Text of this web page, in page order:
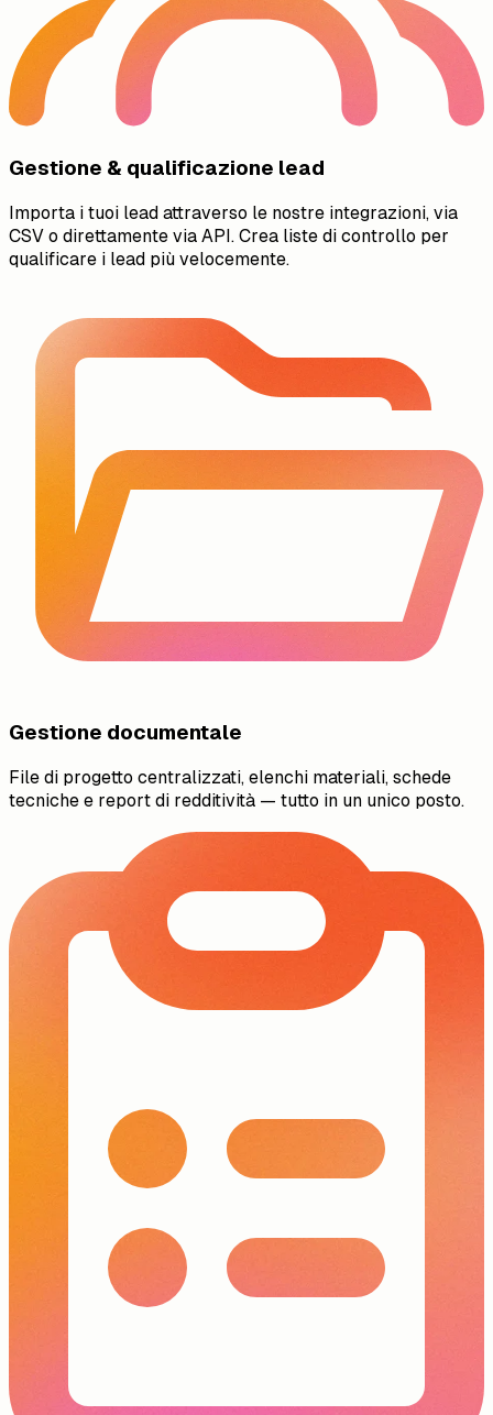
Gestione & qualificazione lead
Importa i tuoi lead attraverso le nostre integrazioni, via
CSV o direttamente via API. Crea liste di controllo per
qualificare i lead più velocemente.
Gestione documentale
File di progetto centralizzati, elenchi materiali, schede
tecniche e report di redditività — tutto in un unico posto.